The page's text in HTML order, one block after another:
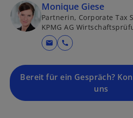
Monique Giese
Partnerin, Corporate Tax
KPMG AG
mail call
Bereit für ein Gespräch?
uns